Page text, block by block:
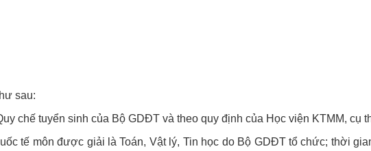
sau:
chế tuyển sinh của Bộ GDĐT và theo quy định của Học viện KTMM, cụ
tế môn được giải là Toán, Vật lý, Tin học do Bộ GDĐT tổ chức; thời